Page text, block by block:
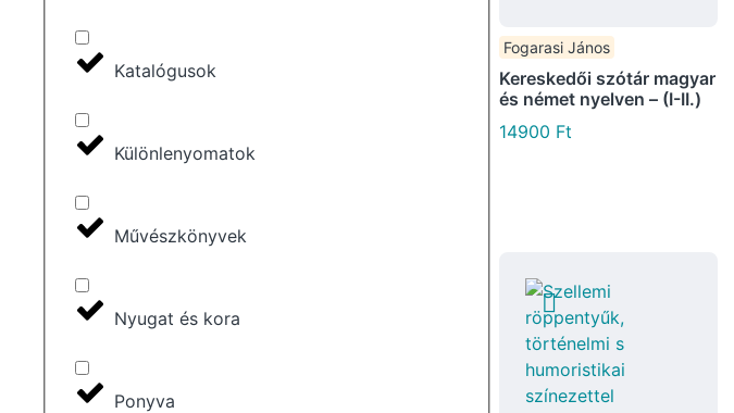
Katalógusok
Különlenyomatok
Művészkönyvek
Nyugat és kora
Ponyva
Fogarasi János
Kereskedői szótár magyar
és német nyelven – (I-II.)
14900 Ft